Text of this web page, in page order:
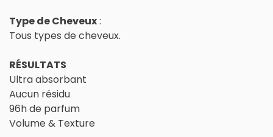
Type de Cheveux:
Tous types de cheveux.
RÉSULTATS
Ultra absorbant
Aucun résidu
96h de parfum
Volume & Texture